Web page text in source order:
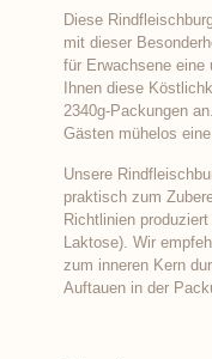
Diese
mit dieser
für Erwachsene eine
Ihnen diese
2340g-Packungen
Gästen mühelos
Unsere
praktisch zum
Richtlinien
Laktose). Wir
zum inneren Kern
Auftauen in der